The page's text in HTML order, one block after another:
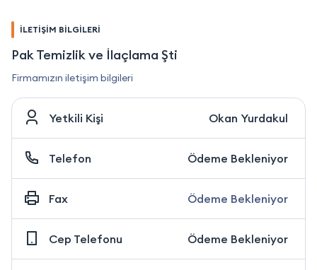
İLETİŞİM BİLGİLERİ
Pak Temizlik ve İlaçlama Şti
Firmamızın iletişim bilgileri
Yetkili Kişi Okan Yurdakul
Telefon Ödeme Bekleniyor
Fax Ödeme Bekleniyor
Cep Telefonu Ödeme Bekleniyor